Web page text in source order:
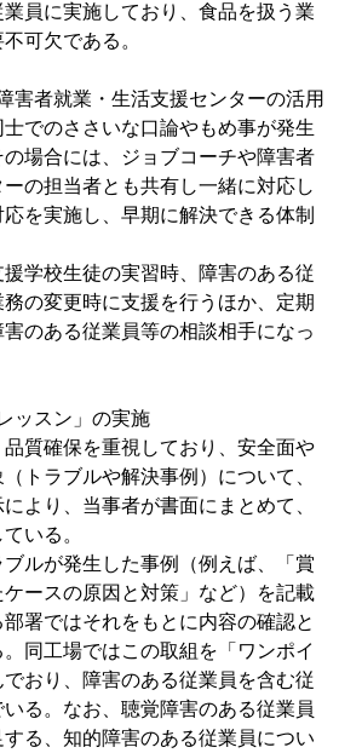
員に実施しており、食品を扱う業
可欠である。
害者就業・生活支援センターの活用
でのささいな口論やもめ事が発生
場合には、ジョブコーチや障害者
の担当者とも共有し一緒に対応し
を実施し、早期に解決できる体制
学校生徒の実習時、障害のある従
の変更時に支援を行うほか、定期
のある従業員等の相談相手になっ
ッスン」の実施
質確保を重視しており、安全面や
トラブルや解決事例）について、
より、当事者が書面にまとめて、
いる。
ルが発生した事例（例えば、「賞
ースの原因と対策」など）を記載
署ではそれをもとに内容の確認と
同工場ではこの取組を「ワンポイ
おり、障害のある従業員を含む従
る。なお、聴覚障害のある従業員
る、知的障害のある従業員につい